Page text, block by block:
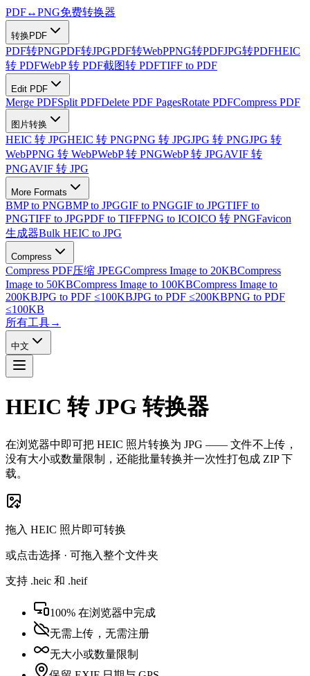
PDF↔PNG免费转换器
转换PDF
PDF转PNGPDF转JPGPDF转WebPPNG转PDFJPG转PDFHEIC
转 PDFWebP 转 PDF截图转 PDFTIFF to PDF
Edit PDF
Merge PDFSplit PDFDelete PDF PagesRotate PDFCompress PDF
图片转换
HEIC 转 JPGHEIC 转 PNGPNG 转 JPGJPG 转 PNGJPG 转
WebPPNG 转 WebPWebP 转 PNGWebP 转 JPGAVIF 转
PNGAVIF 转 JPG
More Formats
BMP to PNGBMP to JPGGIF to PNGGIF to JPGTIFF to
PNGTIFF to JPGPDF to TIFFPNG to ICOICO 转 PNGFavicon
生成器Bulk HEIC to JPG
Compress
Compress PDF压缩 JPEGCompress Image to 20KBCompress
Image to 50KBCompress Image to 100KBCompress Image to
200KBJPG to PDF ≤100KBJPG to PDF ≤200KBPNG to PDF
≤100KB
所有工具→
中文
HEIC 转 JPG 转换器
在浏览器中即可把 HEIC 照片转换为 JPG —— 文件不上传，
没有大小或数量限制，还能批量转换并一次性打包成 ZIP 下
载。
拖入 HEIC 照片即可转换
或点击选择 · 可拖入整个文件夹
支持 .heic 和 .heif
100% 在浏览器中完成
无需上传，无需注册
无大小或数量限制